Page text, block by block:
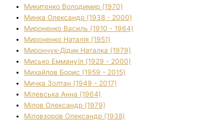
Микитенко Володимир (1970)
Минка Олександр (1938 - 2000)
Мироненко Василь (1910 - 1964)
Мироненко Наталія (1951)
Мирончук-Дідик Наталка (1979)
Мисько Еммануїл (1929 - 2000)
Михайлов Борис (1959 - 2015)
Мичка Золтан (1949 - 2017)
Мілевська Анна (1964)
Мілов Олександр (1979)
Міловзоров Олександр (1938)